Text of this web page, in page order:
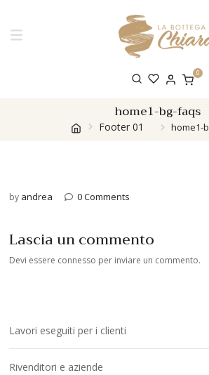
0
home1-bg-faqs
Footer 01 home1-
by andrea 0 Comments
Lascia un commento
Devi essere connesso per inviare un commento.
Lavori eseguiti per i clienti
Rivenditori e aziende